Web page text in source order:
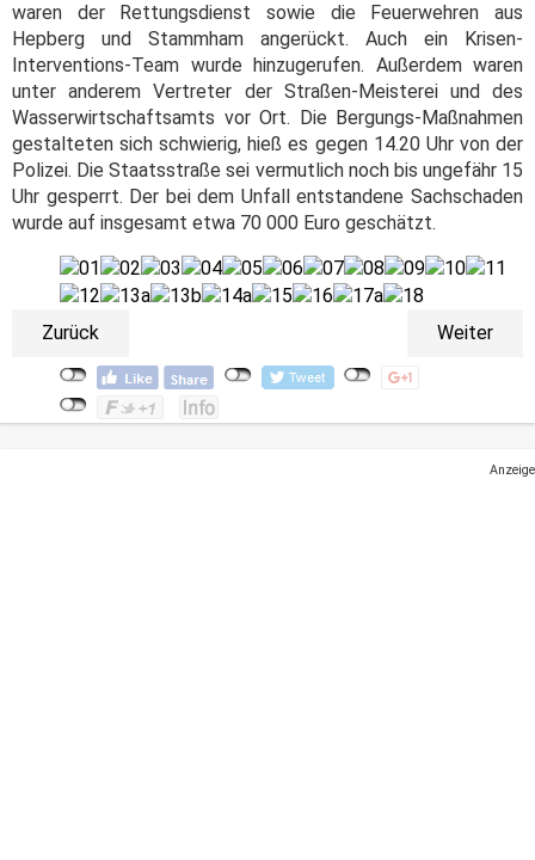
waren der Rettungsdienst sowie die Feuerwehren aus
Hepberg und Stammham angerückt. Auch ein Krisen-
Interventions-Team wurde hinzugerufen. Außerdem waren
unter anderem Vertreter der Straßen-Meisterei und des
Wasserwirtschaftsamts vor Ort. Die Bergungs-Maßnahmen
gestalteten sich schwierig, hieß es gegen 14.20 Uhr von der
Polizei. Die Staatsstraße sei vermutlich noch bis ungefähr 15
Uhr gesperrt. Der bei dem Unfall entstandene Sachschaden
wurde auf insgesamt etwa 70 000 Euro geschätzt.
Zurück Weiter
Anzeige